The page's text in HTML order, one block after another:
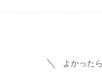
よかった